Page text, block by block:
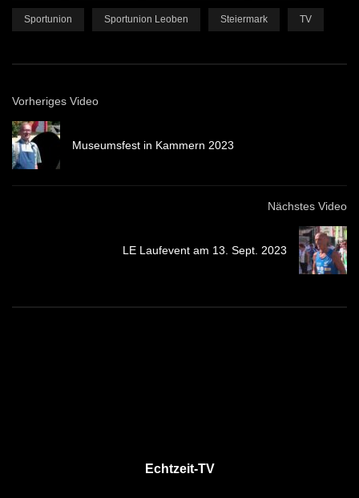
Sportunion Sportunion Leoben Steiermark TV
Vorheriges Video
Museumsfest in Kammern 2023
Nächstes Video
LE Laufevent am 13. Sept. 2023
Echtzeit-TV